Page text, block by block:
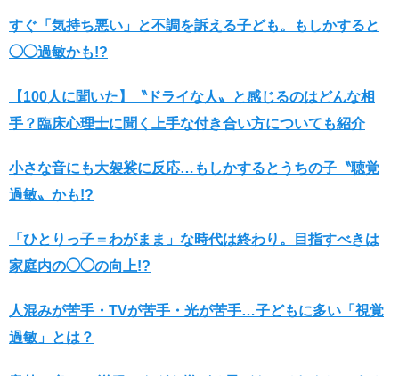
すぐ「気持ち悪い」と不調を訴える子ども。もしかすると
◯◯過敏かも!?
【100人に聞いた】〝ドライな人〟と感じるのはどんな相
手？臨床心理士に聞く上手な付き合い方についても紹介
小さな音にも大袈裟に反応…もしかするとうちの子〝聴覚
過敏〟かも!?
「ひとりっ子＝わがまま」な時代は終わり。目指すべきは
家庭内の◯◯の向上!?
人混みが苦手・TVが苦手・光が苦手…子どもに多い「視覚
過敏」とは？